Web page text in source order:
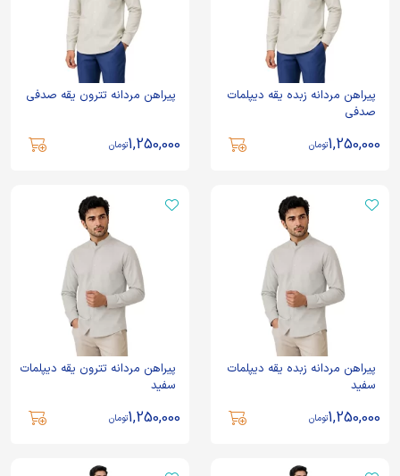
پیراهن مردانه زبده یقه دیپلمات
صدفی
1,250,000تومان
پیراهن مردانه تترون یقه صدفی
1,250,000تومان
پیراهن مردانه زبده یقه دیپلمات
سفید
1,250,000تومان
پیراهن مردانه تترون یقه دیپلمات
سفید
1,250,000تومان